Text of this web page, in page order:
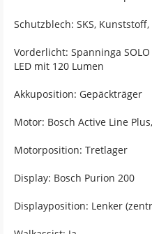
Schutzblech: SKS,
Vorderlicht: Spanninga
LED mit 120 Lumen
Akkuposition: Gepäckträger
Motor: Bosch Active Line
Motorposition: Tretlager
Display: Bosch Purion 200
Displayposition: Lenker